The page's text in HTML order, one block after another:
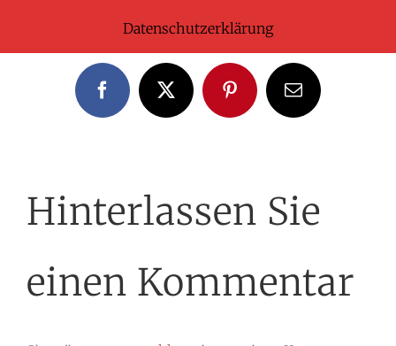
Share This Wonderful Life Event!
FacebookX PinterestE-
Mail
Hinterlassen Sie
einen Kommentar
Datenschutzerklärung